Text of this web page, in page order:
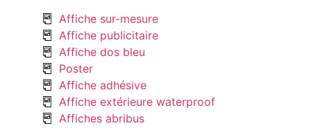
Affiche sur-mesure
Affiche publicitaire
Affiche dos bleu
Poster
Affiche adhésive
Affiche extérieure waterproof
Affiches abribus